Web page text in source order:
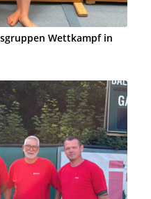
Wettkampf in